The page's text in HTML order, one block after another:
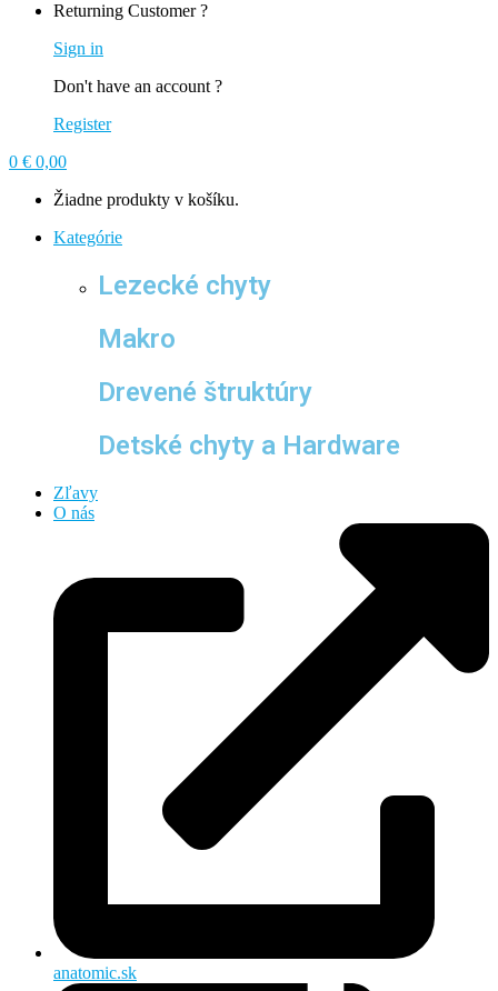
Returning Customer ?
Sign in
Don't have an account ?
Register
0 € 0,00
Žiadne produkty v košíku.
Kategórie
Lezecké chyty
Makro
Drevené štruktúry
Detské chyty a Hardware
Zľavy
O nás
anatomic.sk